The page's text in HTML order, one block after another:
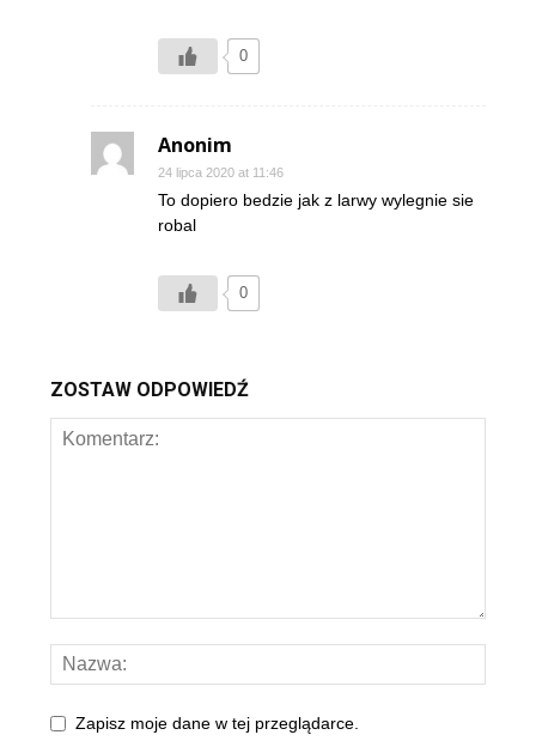
0
Anonim
24 lipca 2020 at 11:46
To dopiero bedzie jak z larwy wylegnie sie
robal
0
ZOSTAW ODPOWIEDŹ
Zapisz moje dane w tej przeglądarce.